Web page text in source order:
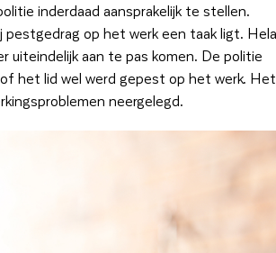
inderdaad aansprakelijk te stellen.
op het werk een taak ligt.
uiteindelijk aan te pas komen. De politie
het lid wel werd gepest op het werk. Het
neergelegd.